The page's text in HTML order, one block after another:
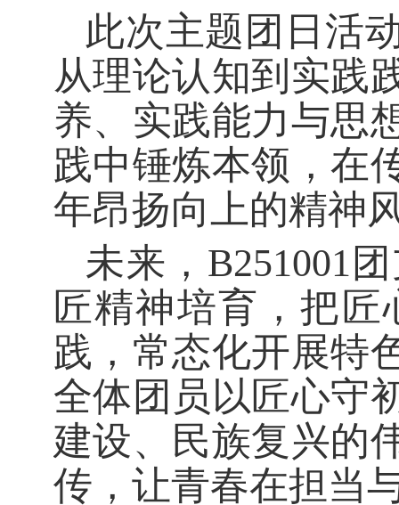
此次主题团日活
从理论认知到实践
养、实践能力与思
践中锤炼本领，在
年昂扬向上的精神
未来，B251001
匠精神培育，把
践，常态化开展特
全体团员以匠心守
建设、民族复兴的
传，让青春在担当